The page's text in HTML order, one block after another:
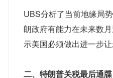
UBS分析了当前地缘局
朗政府有能力在未来数
示美国必须做出进一步
二、特朗普关税最后通